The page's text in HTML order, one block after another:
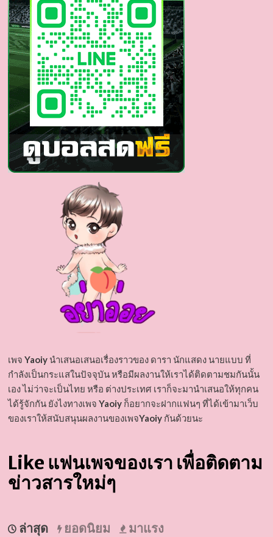
เด็ด
ถ่าย
แบบ
เซ็กซี่
สุด
เฟิร์ม
เพจ Yaoiyนำเสนอเสนอเรื่องราวของ ดารา นักแสดง นายแบบ ที่
กำลังเป็นกระแสในปัจจุบัน หรือมีผลงานให้เราได้ติดตามชมกันนั้น
เอง ไม่ว่าจะเป็นไทย หรือ ต่างประเทศ เราก็จะมานำเสนอให้ทุกคน
ได้รู้จักกัน ยังไงทางเพจ Yaoiyก็อยากจะฝากแฟนๆ ที่ได้เข้ามาเว็บ
ของเราให้สนับสนุนผลงานของเพจYaoiyกันด้วยนะ
Like แฟนเพจของเรา เพื่อติดตาม
ข่าวสารใหม่ๆ
ล่าสุด ยอดนิยม มาแรง